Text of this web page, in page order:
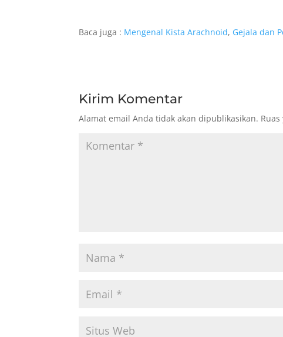
Baca juga : Mengenal Kista Arachnoid, Gejala dan
Kirim Komentar
Alamat email Anda tidak akan dipublikasikan.